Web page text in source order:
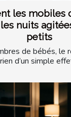
les mobiles
nuits
petits
de bébés, le
d’un simple